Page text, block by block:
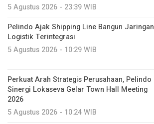
5 Agustus 2026 - 23:39 WIB
Pelindo Ajak Shipping Line Bangun Jaringan
Logistik Terintegrasi
5 Agustus 2026 - 10:29 WIB
Perkuat Arah Strategis Perusahaan, Pelindo
Sinergi Lokaseva Gelar Town Hall Meeting
2026
5 Agustus 2026 - 10:24 WIB